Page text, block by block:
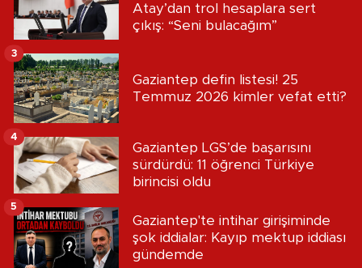
Atay’dan trol hesaplara sert
çıkış: “Seni bulacağım”
Gaziantep defin listesi! 25
Temmuz 2026 kimler vefat etti?
3
Gaziantep LGS’de başarısını
sürdürdü: 11 öğrenci Türkiye
birincisi oldu
4
Gaziantep'te intihar girişiminde
şok iddialar: Kayıp mektup iddiası
gündemde
5